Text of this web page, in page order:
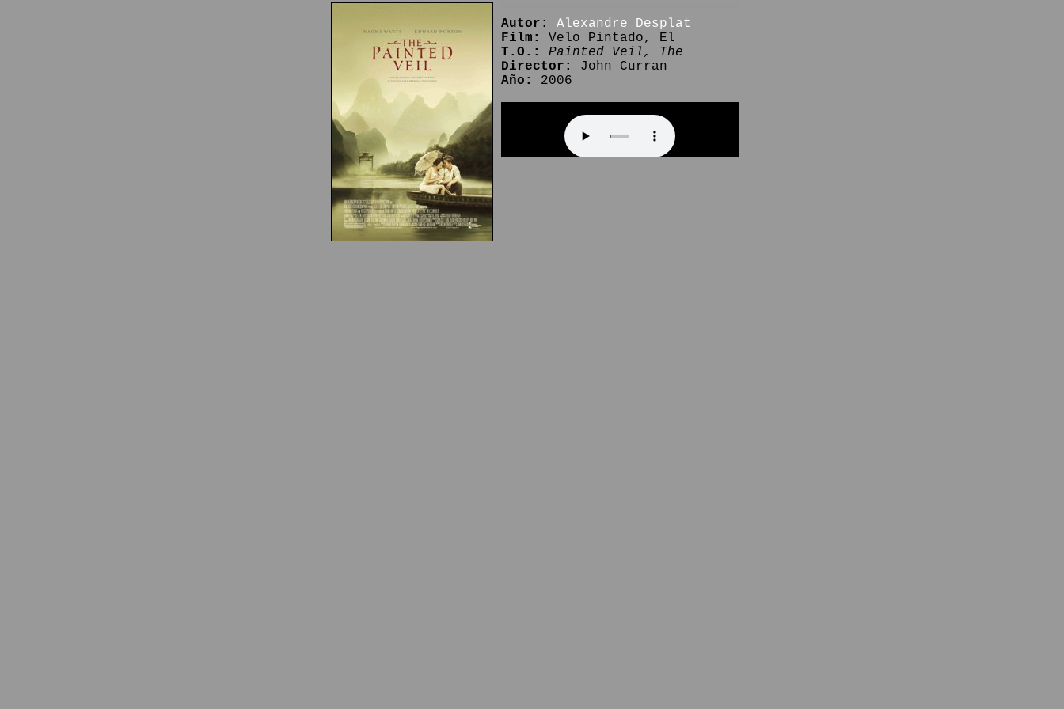
Autor:
Alexandre Desplat
Film:
Velo Pintado, El
T.O.:
Painted Veil, The
Director:
John Curran
Año:
2006